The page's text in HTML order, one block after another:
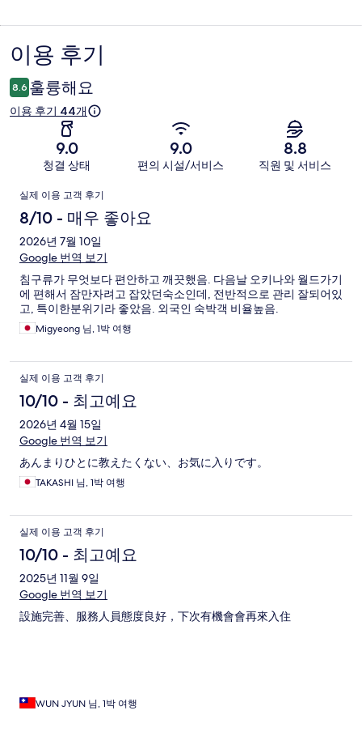
이
용
후
이용 후기
8.6 훌륭해요
이용 후기 44개
9.0
청결 상태
9.0
편의 시설/서비스
8.8
직원 및 서비스
이
용
후
기
실제 이용 고객 후기
8/10 - 매우 좋아요
2026년 7월 10일
Google 번역 보기
침구류가 무엇보다 편안하고 깨끗했음. 다음날 오키나와 월드가기
에 편해서 잠만자려고 잡았던숙소인데, 전반적으로 관리 잘되어있
고, 특이한분위기라 좋았음. 외국인 숙박객 비율높음.
Migyeong 님, 1박 여행
실제 이용 고객 후기
10/10 - 최고예요
2026년 4월 15일
Google 번역 보기
あんまりひとに教えたくない、お気に入りです。
TAKASHI 님, 1박 여행
실제 이용 고객 후기
10/10 - 최고예요
2025년 11월 9일
Google 번역 보기
設施完善、服務人員態度良好，下次有機會會再來入住
WUN JYUN 님, 1박 여행